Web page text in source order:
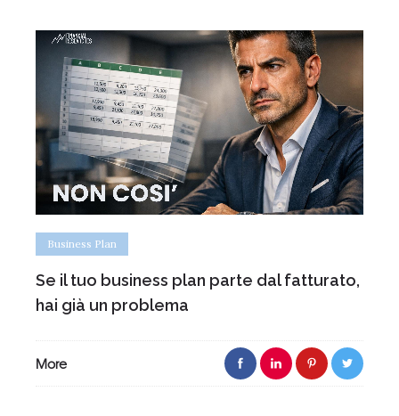
Business Plan
Se il tuo business plan parte dal fatturato,
hai già un problema
More